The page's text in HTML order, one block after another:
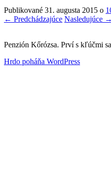
Publikované 31. augusta 2015 o
← Predchádzajúce Nasledujúce →
Penzión Kőrózsa. Prví s kľúčmi
Hrdo poháňa WordPress